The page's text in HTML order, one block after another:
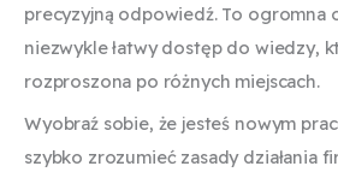
precyzyjną odpowiedź. To ogromna
niezwykle łatwy dostęp do wiedzy,
rozproszona po różnych miejscach.
Wyobraź sobie, że jesteś nowym
szybko zrozumieć zasady działania